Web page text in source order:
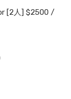
[2人] $2500 /